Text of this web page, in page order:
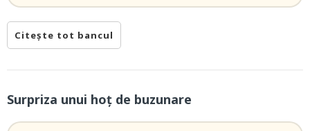
Citește tot bancul
Surpriza unui hoţ de buzunare